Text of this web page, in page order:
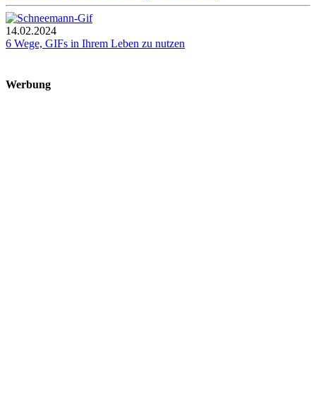
14.02.2024
6 Wege, GIFs in Ihrem Leben zu nutzen
Werbung